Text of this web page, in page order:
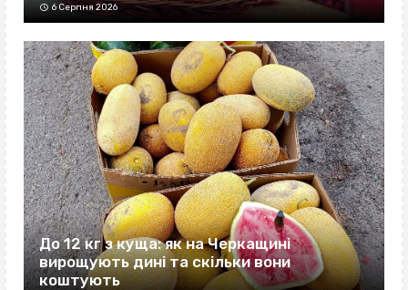
6 Серпня 2026
До 12 кг з куща: як на Черкащині
вирощують дині та скільки вони
коштують